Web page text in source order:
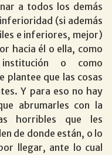
a todos los demás
(si además
e inferiores, mejor)
hacia él o ella, como
o como
plantee que las cosas
Y para eso no hay
abrumarles con la
horribles que les
de donde están, o lo
llegar, ante lo cual